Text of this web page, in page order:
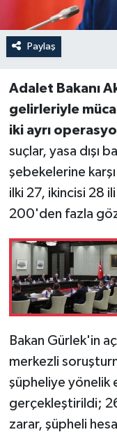
Paylaş
Adalet Bakanı
gelirleriyle
iki ayrı
suçlar, yasa dışı
şebekelerine
ilki 27, ikincisi 28
200'den fazla
Bakan Gürlek'in
merkezli
şüpheliye yönelik
gerçekleştirildi;
zarar, şüpheli